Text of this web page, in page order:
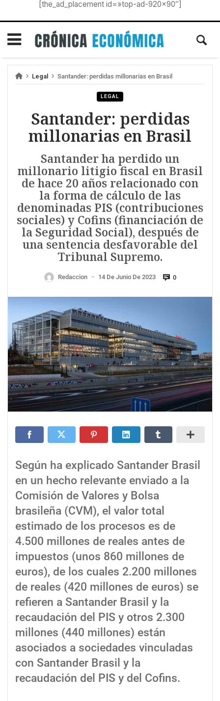
[the_ad_placement id=»top-ad-920×90″]
Legal Santander: perdidas millonarias en Brasil
LEGAL
Santander: perdidas
millonarias en Brasil
Santander ha perdido un
millonario litigio fiscal en Brasil
de hace 20 años relacionado con
la forma de cálculo de las
denominadas PIS (contribuciones
sociales) y Cofins (financiación de
la Seguridad Social), después de
una sentencia desfavorable del
Tribunal Supremo.
Redaccion — 14 De Junio De 2023 0
Según ha explicado Santander Brasil
en un hecho relevante enviado a la
Comisión de Valores y Bolsa
brasileña (CVM), el valor total
estimado de los procesos es de
4.500 millones de reales antes de
impuestos (unos 860 millones de
euros), de los cuales 2.200 millones
de reales (420 millones de euros) se
refieren a Santander Brasil y la
recaudación del PIS y otros 2.300
millones (440 millones) están
asociados a sociedades vinculadas
con Santander Brasil y la
recaudación del PIS y del Cofins.